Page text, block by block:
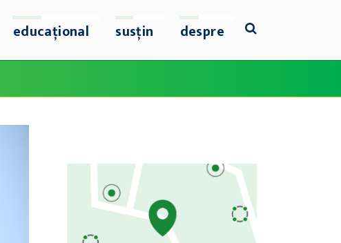
educațional susțin despre